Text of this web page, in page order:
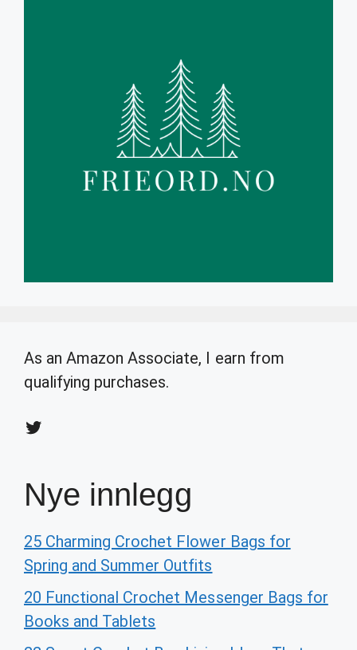
As an Amazon Associate, I earn from
qualifying purchases.
Twitter
Nye innlegg
25 Charming Crochet Flower Bags for
Spring and Summer Outfits
20 Functional Crochet Messenger Bags for
Books and Tablets